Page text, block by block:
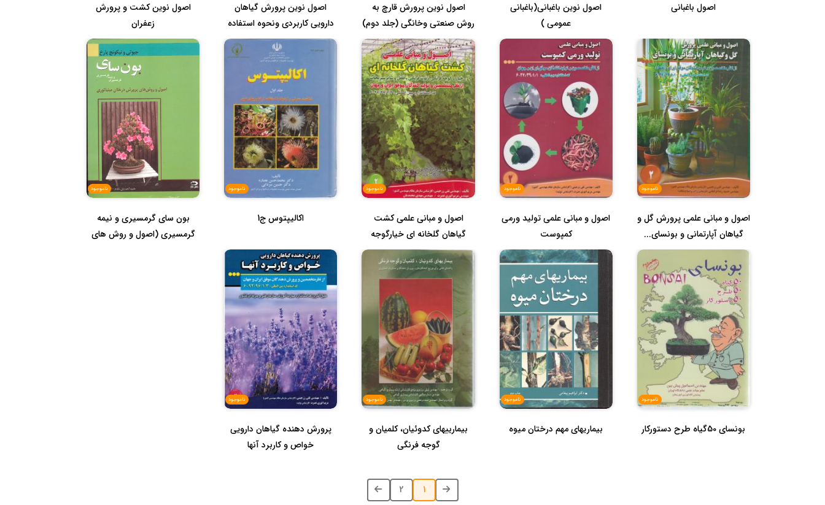
اصول باغبانی
اصول نوین باغبانی(باغبانی
عمومی )
اصول نوین پرورش قارچ به
روش صنعتی وخانگی (جلد دوم)
اصول نوین پرورش گیاهان
دارویی کاربردی ونحوه استفاده
از...
اصول نوین کشت و پرورش
زعفران
ناموجود
اصول و مبانی علمی پرورش گل و
گیاهان آپارتمانی و بونسای...
ناموجود
اصول و مبانی علمی تولید ورمی
کمپوست
ناموجود
اصول و مبانی علمی کشت
گیاهان گلخانه ای خیارگوجه
فرنگی ...
ناموجود
اکالیپتوس ج1
ناموجود
بون سای گرمسیری و نیمه
گرمسیری (اصول و روش های
ناموجود
بونسای 50گیاه طرح دستورکار
ناموجود
بیماریهای مهم درختان میوه
ناموجود
بیمارییهای کدوئیان، کلمیان و
گوجه فرنگی
ناموجود
پرورش دهنده گیاهان دارویی
خواص و کاربرد آنها
1
2